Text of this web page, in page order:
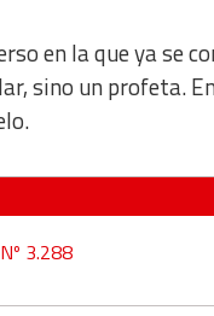
en la que ya se
sino un profeta.
3.288